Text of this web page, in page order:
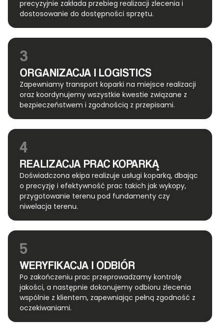
precyzyjnie zakłada przebieg realizacji zlecenia i
dostosowanie do dostępności sprzętu.
3
ORGANIZACJA I LOGISTICS
Zapewniamy transport koparki na miejsce realizacji
oraz koordynujemy wszystkie kwestie związane z
bezpieczeństwem i zgodnością z przepisami.
4
REALIZACJA PRAC KOPARKĄ
Doświadczona ekipa realizuje usługi koparką, dbając
o precyzję i efektywność prac takich jak wykopy,
przygotowanie terenu pod fundamenty czy
niwelacja terenu.
5
WERYFIKACJA I ODBIÓR
Po zakończeniu prac przeprowadzamy kontrolę
jakości, a następnie dokonujemy odbioru zlecenia
wspólnie z klientem, zapewniając pełną zgodność z
oczekiwaniami.